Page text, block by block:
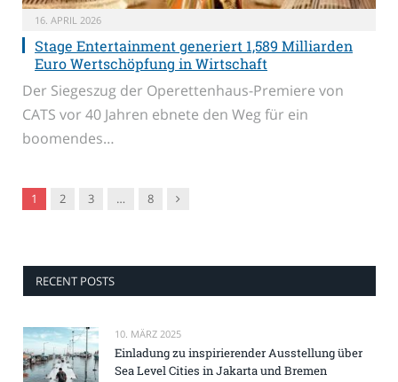
16. APRIL 2026
Stage Entertainment generiert 1,589 Milliarden
Euro Wertschöpfung in Wirtschaft
Der Siegeszug der Operettenhaus-Premiere von
CATS vor 40 Jahren ebnete den Weg für ein
boomendes…
1 2 3 … 8 Nachfolger
RECENT POSTS
10. MÄRZ 2025
Einladung zu inspirierender Ausstellung über
Sea Level Cities in Jakarta und Bremen